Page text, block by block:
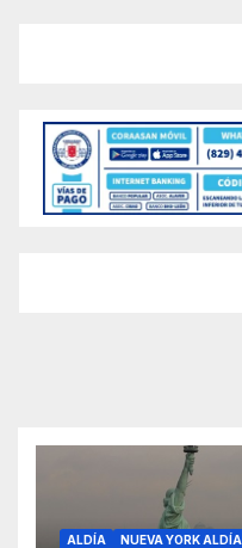
ALDÍA NUEVA YORK ALDÍA